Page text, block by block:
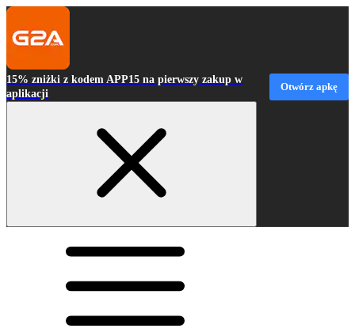
15% zniżki z kodem APP15 na pierwszy zakup w
aplikacji
Otwórz apkę